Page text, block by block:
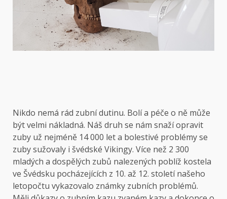
Nikdo nemá rád zubní dutinu. Bolí a péče o ně může
být velmi nákladná. Náš druh se nám snaží opravit
zuby už nejméně 14 000 let a bolestivé problémy se
zuby sužovaly i švédské Vikingy. Více než 2 300
mladých a dospělých zubů nalezených poblíž kostela
ve Švédsku pocházejících z 10. až 12. století našeho
letopočtu vykazovalo známky zubních problémů.